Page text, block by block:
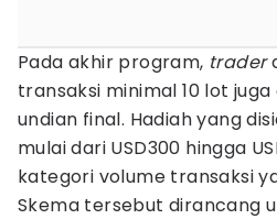
Pada akhir program, trader
transaksi minimal 10 lot
undian final. Hadiah yang
mulai dari USD300 hingga
kategori volume transaksi
Skema tersebut dirancang